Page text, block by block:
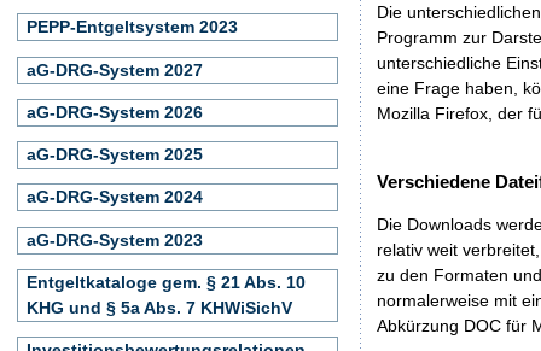
Die
Programm zur
unterschiedliche
eine Frage haben,
Mozilla Firefox, der
Verschiedene
Die Downloads
relativ weit
zu den Formaten
normalerweise mit
Abkürzung DOC für
PEPP-Entgeltsystem 2023
aG-DRG-System 2027
aG-DRG-System 2026
aG-DRG-System 2025
aG-DRG-System 2024
aG-DRG-System 2023
Entgeltkataloge gem. § 21 Abs. 10
KHG und § 5a Abs. 7 KHWiSichV